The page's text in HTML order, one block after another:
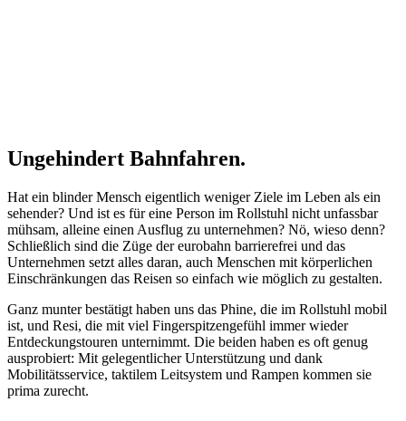
Ungehindert Bahnfahren.
Hat ein blinder Mensch eigentlich weniger Ziele im Leben als ein
sehender? Und ist es für eine Person im Rollstuhl nicht unfassbar
mühsam, alleine einen Ausflug zu unternehmen? Nö, wieso denn?
Schließlich sind die Züge der eurobahn barrierefrei und das
Unternehmen setzt alles daran, auch Menschen mit körperlichen
Einschränkungen das Reisen so einfach wie möglich zu gestalten.
Ganz munter bestätigt haben uns das Phine, die im Rollstuhl mobil
ist, und Resi, die mit viel Fingerspitzengefühl immer wieder
Entdeckungstouren unternimmt. Die beiden haben es oft genug
ausprobiert: Mit gelegentlicher Unterstützung und dank
Mobilitätsservice, taktilem Leitsystem und Rampen kommen sie
prima zurecht.